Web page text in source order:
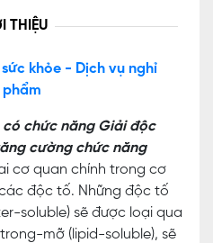
THIỆU
khỏe - Dịch vụ nghỉ
chức năng Giải độc
cường chức năng
cơ quan chính trong cơ
độc tố. Những độc tố
soluble) sẽ được loại qua
mỡ (lipid-soluble), sẽ